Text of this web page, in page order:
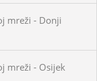
mreži - Donji
mreži - Osijek